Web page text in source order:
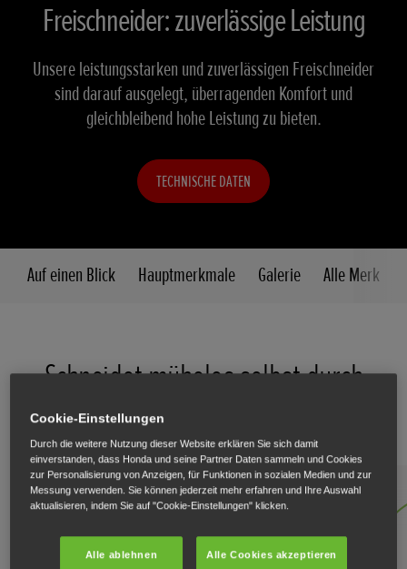
Freischneider: zuverlässige Leistung
Unsere leistungsstarken und zuverlässigen Freischneider
sind darauf ausgelegt, überragenden Komfort und
gleichbleibend hohe Leistung zu bieten.
TECHNISCHE DATEN
Auf einen Blick Hauptmerkmale Galerie Alle
Schneidet mühelos selbst durch
hartnäckigstes Gestrüpp
Cookie-Einstellungen
Durch die weitere Nutzung dieser Website erklären Sie sich damit
einverstanden, dass Honda und seine Partner Daten sammeln und Cookies
zur Personalisierung von Anzeigen, für Funktionen in sozialen Medien und zur
Messung verwenden. Sie können jederzeit mehr erfahren und Ihre Auswahl
aktualisieren, indem Sie auf "Cookie-Einstellungen" klicken.
Alle ablehnen Alle Cookies akzeptieren